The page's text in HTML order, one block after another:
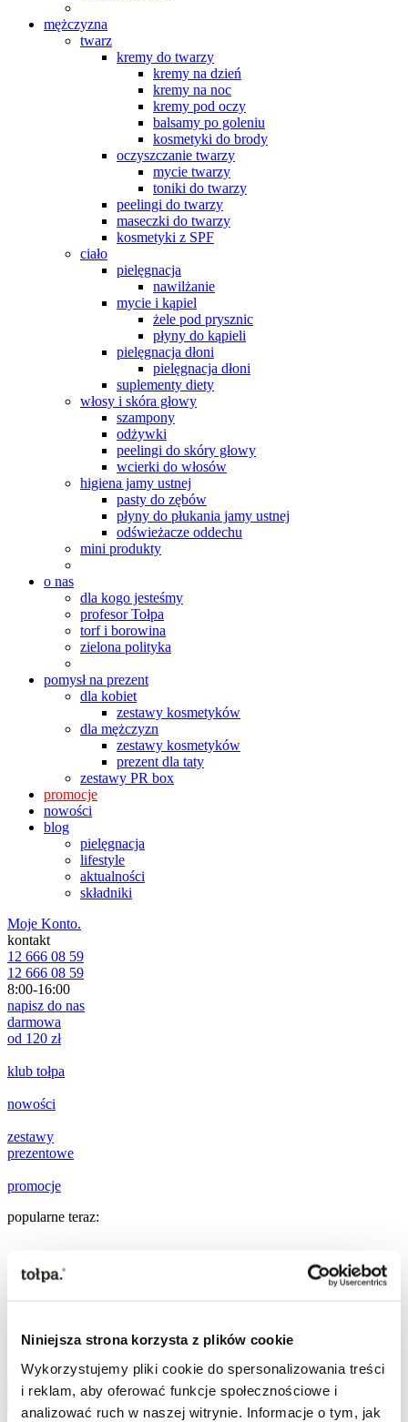
Niniejsza strona korzysta z plików cookie
Wykorzystujemy pliki cookie do spersonalizowania treści
i reklam, aby oferować funkcje społecznościowe i
analizować ruch w naszej witrynie. Informacje o tym, jak
mężczyzna
twarz
kremy do twarzy
kremy na dzień
kremy na noc
kremy pod oczy
balsamy po goleniu
kosmetyki do brody
oczyszczanie twarzy
mycie twarzy
toniki do twarzy
peelingi do twarzy
maseczki do twarzy
kosmetyki z SPF
ciało
pielęgnacja
nawilżanie
mycie i kąpiel
żele pod prysznic
płyny do kąpieli
pielęgnacja dłoni
pielęgnacja dłoni
suplementy diety
włosy i skóra głowy
szampony
odżywki
peelingi do skóry głowy
wcierki do włosów
higiena jamy ustnej
pasty do zębów
płyny do płukania jamy ustnej
odświeżacze oddechu
mini produkty
o nas
dla kogo jesteśmy
profesor Tołpa
torf i borowina
zielona polityka
pomysł na prezent
dla kobiet
zestawy kosmetyków
dla mężczyzn
zestawy kosmetyków
prezent dla taty
zestawy PR box
promocje
nowości
blog
pielęgnacja
lifestyle
aktualności
składniki
Moje Konto.
kontakt
12 666 08 59
12 666 08 59
8:00-16:00
napisz do nas
darmowa
od 120 zł
klub tołpa
nowości
zestawy
prezentowe
promocje
popularne teraz:
[ ☀️
[
Szukaj
Szukaj